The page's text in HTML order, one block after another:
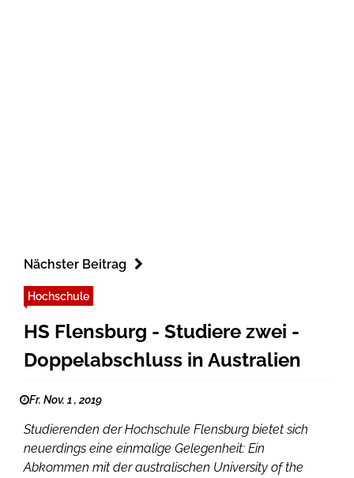
Nächster Beitrag
Hochschule
HS Flensburg - Studiere zwei -
Doppelabschluss in Australien
Fr. Nov. 1 , 2019
Studierenden der Hochschule Flensburg bietet sich
neuerdings eine einmalige Gelegenheit: Ein
Abkommen mit der australischen University of the